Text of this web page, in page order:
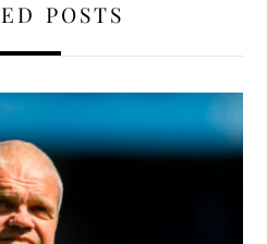
POSTS